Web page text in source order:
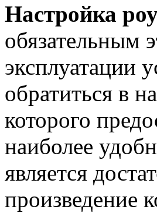
Настройка
обязательным
эксплуатации
обратиться в
которого
наиболее
является
произведение